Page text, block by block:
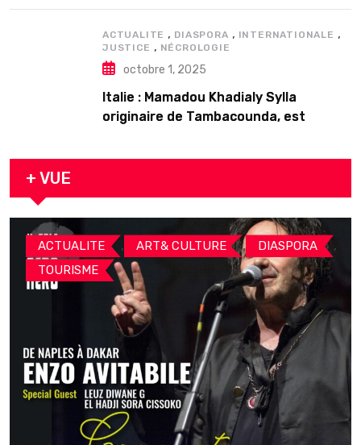
ACTUALITE , DIASPORA , INTERNATIONALE ,
JUSTICE , NÉCROLOGIE
octobre 1, 2025
Italie : Mamadou Khadialy Sylla
originaire de Tambacounda, est
arrestation
+ VUE
ACTUALITE , ART& CULTURE , DIASPORA ,
TOURISME